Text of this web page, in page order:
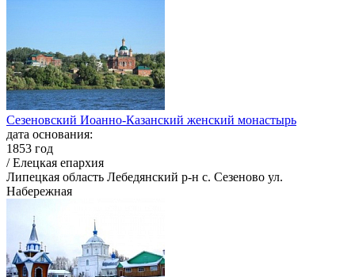
Сезеновский Иоанно-Казанский женский монастырь
дата основания:
1853 год
/ Елецкая епархия
Липецкая область Лебедянский р-н с. Сезеново ул.
Набережная